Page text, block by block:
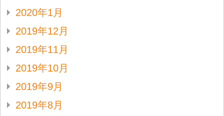
2020年1月
2019年12月
2019年11月
2019年10月
2019年9月
2019年8月